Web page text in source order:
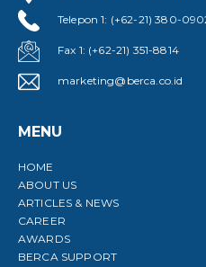
Telepon 1: (+62-21) 380-
Fax 1: (+62-21) 351-8814
marketing@berca.co.id
MENU
HOME
ABOUT US
ARTICLES & NEWS
CAREER
AWARDS
BERCA SUPPORT